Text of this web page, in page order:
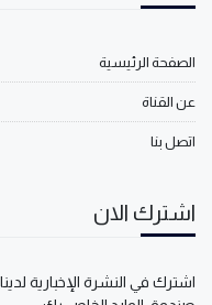
الصفحة الرئيسية
عن القناة
اتصل بنا
اشترك الان
اشترك في النشرة الإخبارية